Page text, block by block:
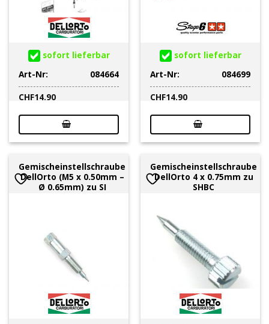
sofort lieferbar
Art-Nr:
084664
CHF14.90
sofort lieferbar
Art-Nr:
084699
CHF14.90
Gemischeinstellschraube
DellOrto (M5 x 0.50mm –
Ø 0.65mm) zu SI
Gemischeinstellschraube
DellOrto 4 x 0.75mm zu
SHBC